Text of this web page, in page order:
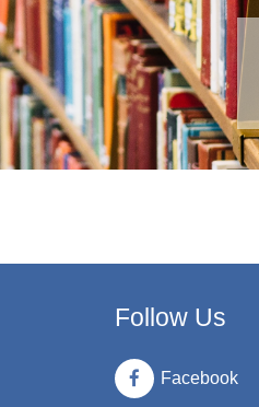
Follow Us
Facebook